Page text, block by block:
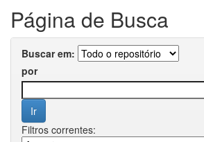
Página de Busca
Buscar em:
por
Filtros correntes: